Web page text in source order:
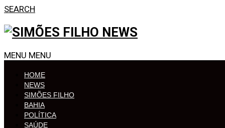
SEARCH
MENU MENU
HOME
NEWS
SIMÕES FILHO
BAHIA
POLÍTICA
SAÚDE